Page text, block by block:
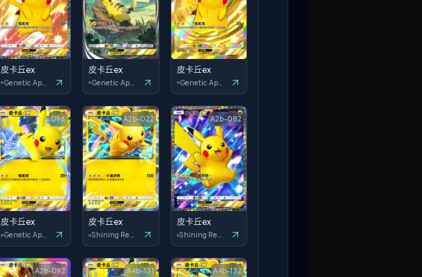
皮卡丘ex
Genetic Apex
皮卡丘ex 皮卡丘ex
Genetic Apex
096
皮卡丘ex
Genetic Apex
A2b-022
皮卡丘ex
A2b-082
皮卡丘ex
A2b-092 A4b-131 A4b-132